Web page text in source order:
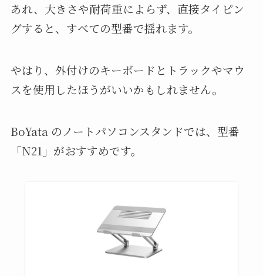
あれ、大きさや耐荷重によらず、直接タイピン
グすると、すべての型番で揺れます。
やはり、外付けのキーボードとトラックやマウ
スを使用したほうがいいかもしれません。
BoYata のノートパソコンスタンドでは、型番
「N21」がおすすめです。